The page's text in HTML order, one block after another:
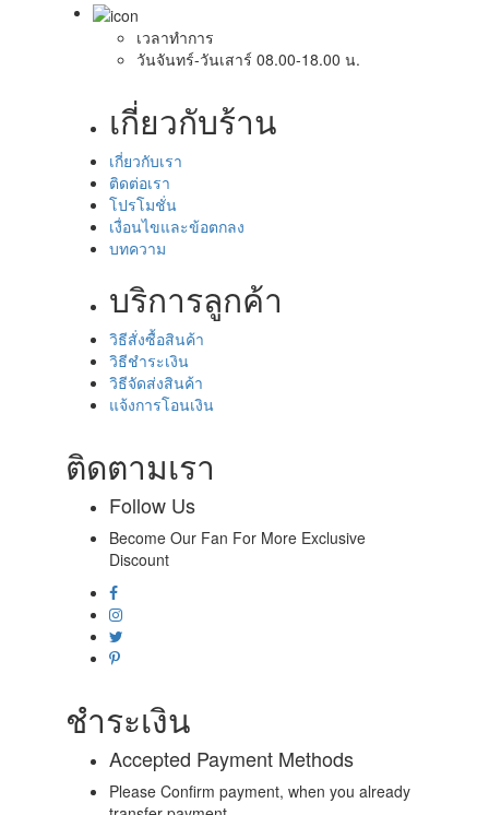
เวลาทำการ
วันจันทร์-วันเสาร์ 08.00-18.00 น.
เกี่ยวกับร้าน
เกี่ยวกับเรา
ติดต่อเรา
โปรโมชั่น
เงื่อนไขและข้อตกลง
บทความ
บริการลูกค้า
วิธีสั่งซื้อสินค้า
วิธีชำระเงิน
วิธีจัดส่งสินค้า
แจ้งการโอนเงิน
ติดตามเรา
Follow Us
Become Our Fan For More Exclusive
Discount
ชำระเงิน
Accepted Payment Methods
Please Confirm payment, when you already